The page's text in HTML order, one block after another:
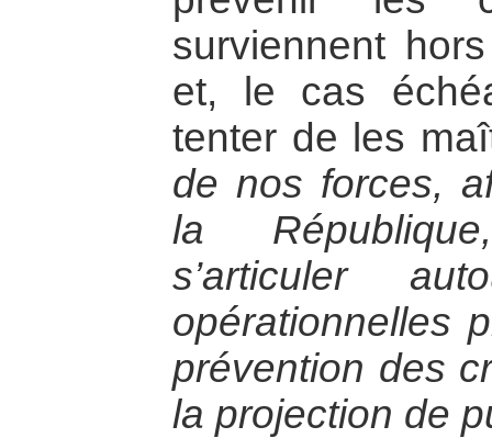
surviennent
et, le cas
tenter de les
de nos forces,
la
s’articuler
opérationnelles
prévention des
la projection de